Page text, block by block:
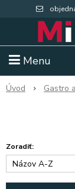
Menu
Úvod Gastro
Zoradiť:
Názov A-Z